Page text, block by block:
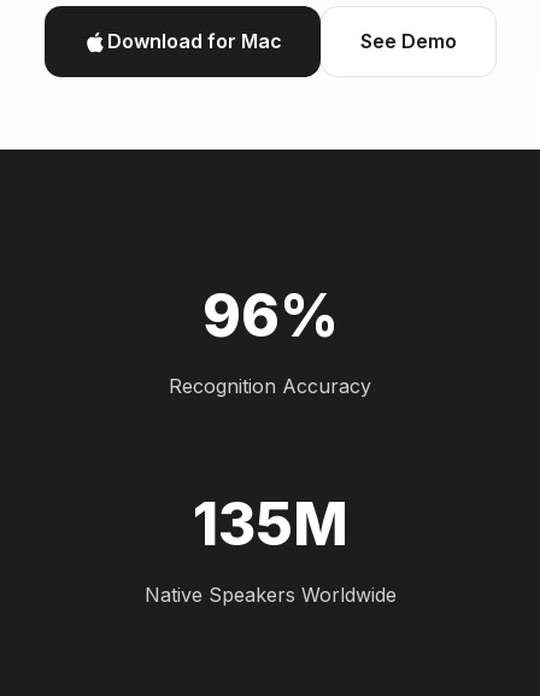
Download for Mac See Demo
96%
Recognition Accuracy
135M
Native Speakers Worldwide